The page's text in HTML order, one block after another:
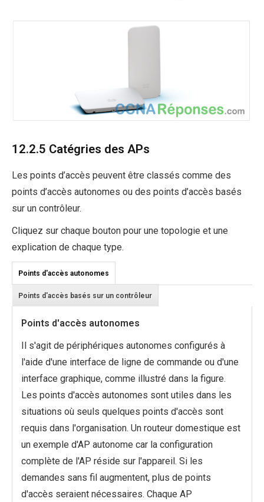
12.2.5 Catégries des APs
Les points d’accès peuvent être classés comme des
points d’accès autonomes ou des points d’accès basés
sur un contrôleur.
Cliquez sur chaque bouton pour une topologie et une
explication de chaque type.
Points d'accès autonomes
Points d'accès basés sur un contrôleur
Points d'accès autonomes
Il s'agit de périphériques autonomes configurés à
l'aide d'une interface de ligne de commande ou d'une
interface graphique, comme illustré dans la figure.
Les points d'accès autonomes sont utiles dans les
situations où seuls quelques points d'accès sont
requis dans l'organisation. Un routeur domestique est
un exemple d'AP autonome car la configuration
complète de l'AP réside sur l'appareil. Si les
demandes sans fil augmentent, plus de points
d'accès seraient nécessaires. Chaque AP